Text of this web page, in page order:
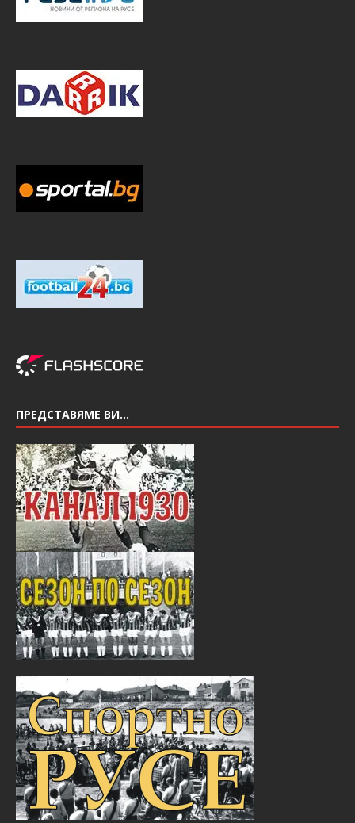
ПРЕДСТАВЯМЕ ВИ…